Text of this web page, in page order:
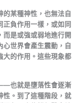
的某種神性，也無法自
正負作用一樣，或如同
而是或強或弱地進行開
心世界會產生震動，自
大的作用。這些現象都
也就是墮落性會逐漸
性。到了這種階段，就